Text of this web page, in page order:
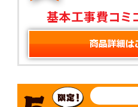
基本工事費コミ